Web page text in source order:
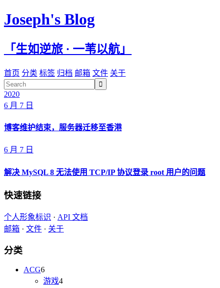
Joseph's Blog
「生如逆旅 · 一苇以航」
首页 分类 标签 归档 邮箱 文件 关于

2020
6 月 7 日
博客维护结束，服务器迁移至香港
6 月 7 日
解决 MySQL 8 无法使用 TCP/IP 协议登录 root 用户的问题
快速链接
个人形象标识 · API 文档
邮箱 · 文件 · 关于
分类
ACG6
游戏4